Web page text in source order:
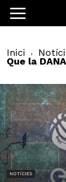
Inici
Que la
NOTÍCIES